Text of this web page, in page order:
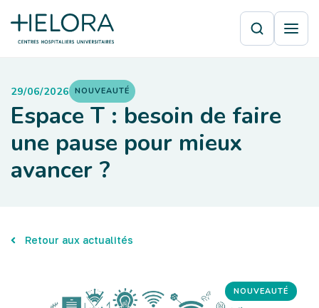
29/06/2026 NOUVEAUTÉ
Espace T : besoin de faire
une pause pour mieux
avancer ?
Retour aux actualités
NOUVEAUTÉ